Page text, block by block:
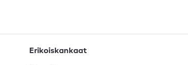
Erikoiskankaat